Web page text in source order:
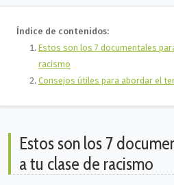
Índice de contenidos:
Estos son los 7 documentales
racismo
Consejos útiles para abordar el
Estos son los 7
a tu clase de racismo